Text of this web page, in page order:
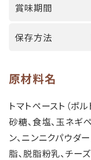
賞味期間
保存方法
原材料名
トマトペースト（ポル
砂糖、食塩、玉ネギ
ン、ニンニクパウダ
脂、脱脂粉乳、チー